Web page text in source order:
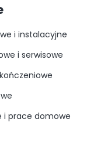
i instalacyjne
i serwisowe
i prace domowe